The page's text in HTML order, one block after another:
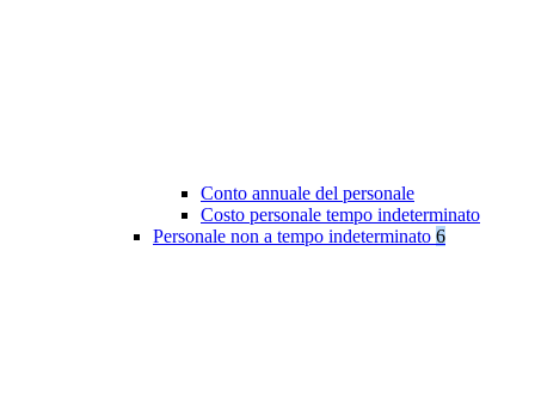
Conto annuale del personale
Costo personale tempo indeterminato
Personale non a tempo indeterminato 6